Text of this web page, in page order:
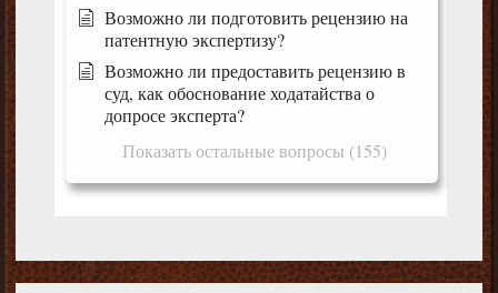
Возможно ли подготовить рецензию на
патентную экспертизу?
Возможно ли предоставить рецензию в
суд, как обоснование ходатайства о
допросе эксперта?
Показать остальные вопросы (155)